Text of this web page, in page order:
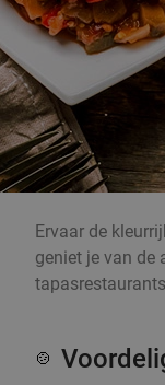
Ervaar de
geniet je van de
🍲